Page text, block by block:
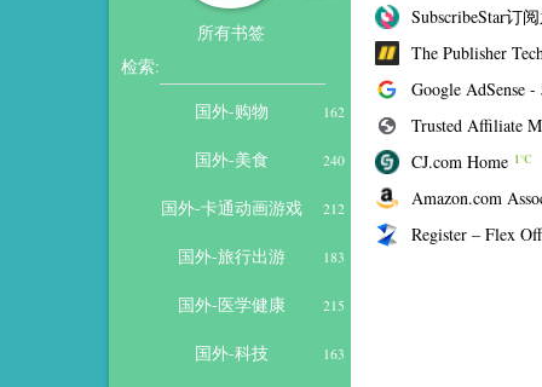
所有书签
检索:
国外-购物
162
国外-美食 240
国外-卡通动画游戏 212
国外-旅行出游 183
国外-医学健康 215
国外-科技 163
SubscribeStar订
The Publisher
Google AdSense
Trusted Affiliate
CJ.com Home 1℃
Amazon.com
Register – Flex